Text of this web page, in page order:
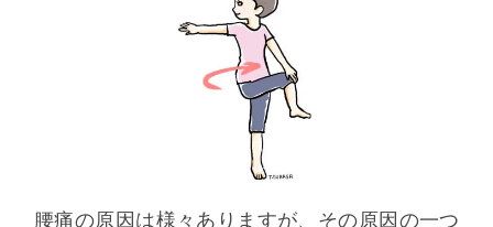
腰痛の原因は様々ありますが、その原因の一つ